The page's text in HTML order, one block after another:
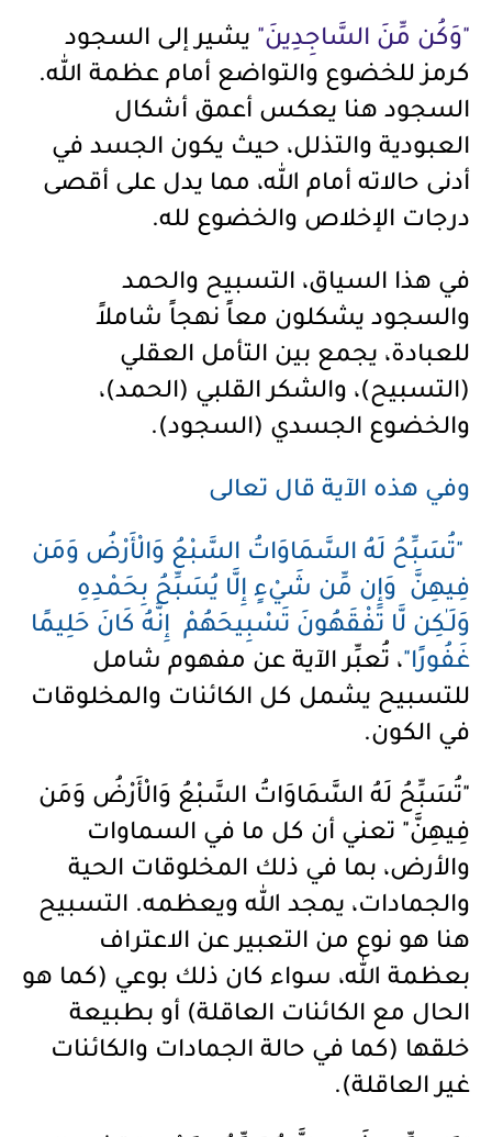
"وَكُن مِّنَ السَّاجِدِينَ" يشير إلى السجود
كرمز للخضوع والتواضع أمام عظمة الله.
السجود هنا يعكس أعمق أشكال
العبودية والتذلل، حيث يكون الجسد في
أدنى حالاته أمام الله، مما يدل على أقصى
درجات الإخلاص والخضوع لله.
في هذا السياق، التسبيح والحمد
والسجود يشكلون معاً نهجاً شاملاً
للعبادة، يجمع بين التأمل العقلي
(التسبيح)، والشكر القلبي (الحمد)،
والخضوع الجسدي (السجود).
وفي هذه الآية قال تعالى
"تُسَبِّحُ لَهُ السَّمَاوَاتُ السَّبْعُ وَالْأَرْضُ وَمَن
فِيهِنَّ وَإِن مِّن شَيْءٍ إِلَّا يُسَبِّحُ بِحَمْدِهِ
وَلَـٰكِن لَّا تَفْقَهُونَ تَسْبِيحَهُمْ إِنَّهُ كَانَ حَلِيمًا
غَفُورًا"، تُعبِّر الآية عن مفهوم شامل
للتسبيح يشمل كل الكائنات والمخلوقات
في الكون.
"تُسَبِّحُ لَهُ السَّمَاوَاتُ السَّبْعُ وَالْأَرْضُ وَمَن
فِيهِنَّ" تعني أن كل ما في السماوات
والأرض، بما في ذلك المخلوقات الحية
والجمادات، يمجد الله ويعظمه. التسبيح
هنا هو نوع من التعبير عن الاعتراف
بعظمة الله، سواء كان ذلك بوعي (كما هو
الحال مع الكائنات العاقلة) أو بطبيعة
خلقها (كما في حالة الجمادات والكائنات
غير العاقلة).